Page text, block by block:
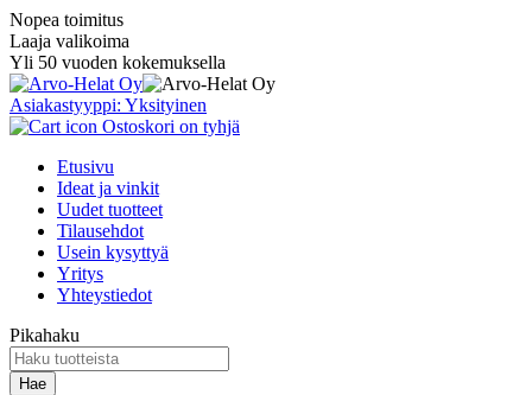
Nopea toimitus
Laaja valikoima
Yli 50 vuoden kokemuksella
Asiakastyyppi: Yksityinen
Ostoskori on tyhjä
Etusivu
Ideat ja vinkit
Uudet tuotteet
Tilausehdot
Usein kysyttyä
Yritys
Yhteystiedot
Pikahaku